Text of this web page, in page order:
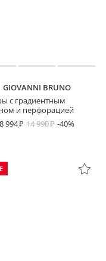
GIOVANNI BRUNO
с градиентным
и перфорацией
8 994
14 990 -40%